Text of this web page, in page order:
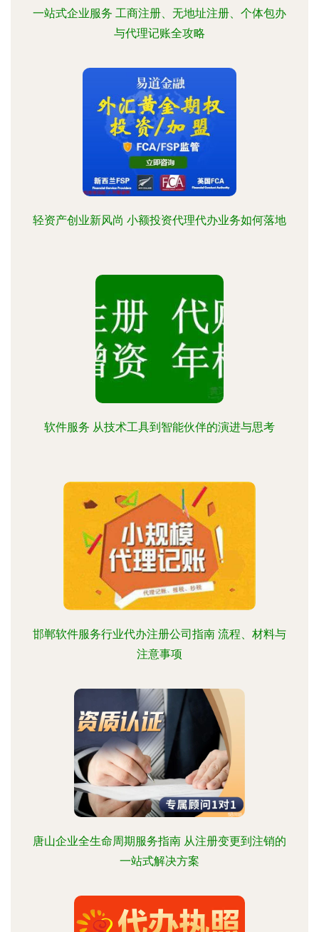
一站式企业服务 工商注册、无地址注册、个体包办
与代理记账全攻略
轻资产创业新风尚 小额投资代理代办业务如何落地
软件服务 从技术工具到智能伙伴的演进与思考
邯郸软件服务行业代办注册公司指南 流程、材料与
注意事项
唐山企业全生命周期服务指南 从注册变更到注销的
一站式解决方案